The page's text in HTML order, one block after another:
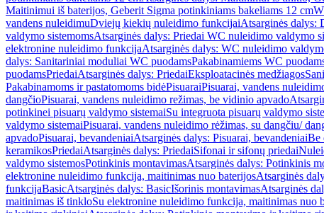
Maitinimui iš baterijos, Geberit Sigma potinkiniams bakeliams 12 cm
vandens nuleidimuDviejų kiekių nuleidimo funkcijaiAtsarginės dalys:
valdymo sistemomsAtsarginės dalys: Priedai WC nuleidimo valdymo
elektronine nuleidimo funkcijaAtsarginės dalys: WC nuleidimo
dalys: Sanitariniai moduliai WC puodamsPakabinamiems WC
puodamsPriedaiAtsarginės dalys: PriedaiEksploatacinės medžiagos
Pakabinamoms ir pastatomoms bidėPisuaraiPisuarai, vandens
dangčioPisuarai, vandens nuleidimo režimas, be vidinio apvado
potinkinei pisuarų valdymo sistemaiSu integruota pisuarų valdymo
valdymo sistemaiPisuarai, vandens nuleidimo rėžimas, su dangčiu/
apvadoPisuarai, bevandeniaiAtsarginės dalys: Pisuarai, bevandeniaiBe
keramikosPriedaiAtsarginės dalys: PriedaiSifonai ir sifonų priedai
valdymo sistemosPotinkinis montavimasAtsarginės dalys: Potinkinis
elektronine nuleidimo funkcija, maitinimas nuo baterijosAtsarginės
funkcijaBasicAtsarginės dalys: BasicIšorinis montavimasAtsarginės
maitinimas iš tinkloSu elektronine nuleidimo funkcija, maitinimas nuo